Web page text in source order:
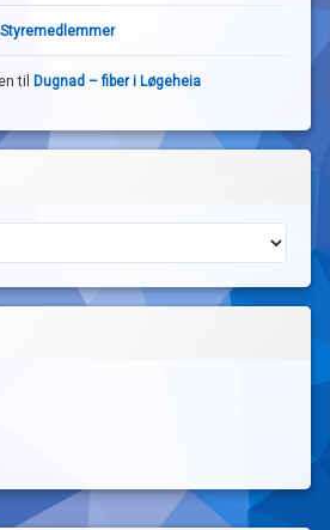
Styremedlemmer
til Dugnad – fiber i Løgeheia